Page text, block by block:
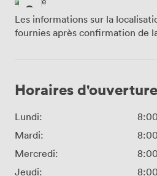
Les informations sur la
fournies après confirmation de
Horaires d'ouverture
Lundi:
Mardi:
Mercredi:
Jeudi: